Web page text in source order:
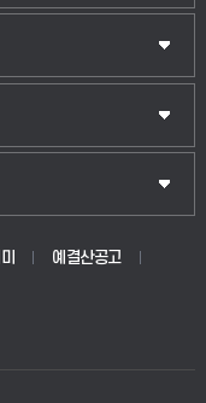
예결산공고